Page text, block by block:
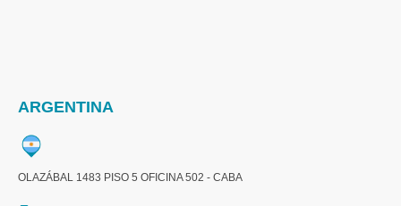
ARGENTINA
OLAZÁBAL 1483 PISO 5 OFICINA 502 - CABA